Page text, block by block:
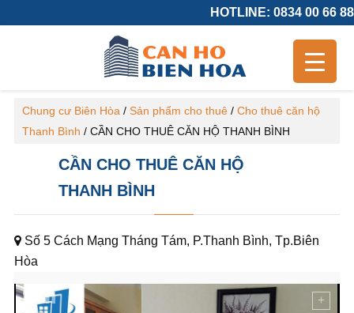
HOTLINE: 0834 00 66 88
Chung cư Biên Hòa / Sản phẩm cho thuê/ Cho thuê căn hộ
Thanh Bình / CẦN CHO THUÊ CĂN HỘ THANH BÌNH
CẦN CHO THUÊ CĂN HỘ
THANH BÌNH
Số 5 Cách Mạng Tháng Tám, P.Thanh Bình, Tp.Biên
Hòa